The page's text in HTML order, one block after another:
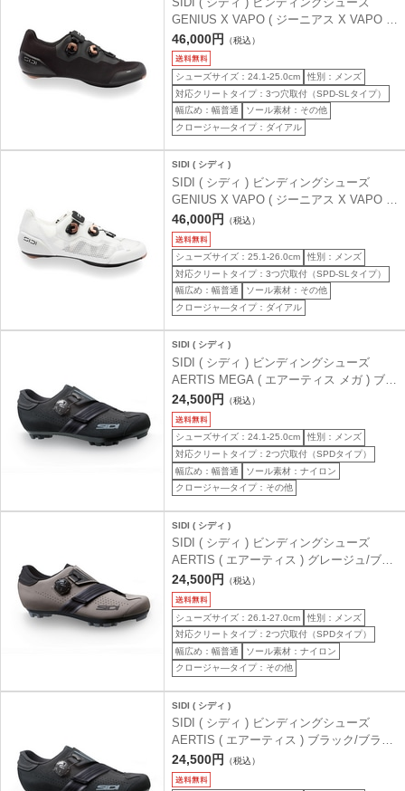
GENIUS X VAPO ( ジーニアス X VAPO )
ブラック 40 ( 24.7cm )
46,000円 （税込）
シューズサイズ：24.1-25.0cm
性別：メンズ
対応クリートタイプ：3つ穴取付（SPD-SLタイプ）
幅広め：幅普通
ソール素材：その他
クロージャ―タイプ：ダイアル
SIDI ( シディ )
SIDI ( シディ ) ビンディングシューズ
GENIUS X VAPO ( ジーニアス X VAPO )
ホワイト 41 ( 25.3cm )
46,000円 （税込）
シューズサイズ：25.1-26.0cm
性別：メンズ
対応クリートタイプ：3つ穴取付（SPD-SLタイプ）
幅広め：幅普通
ソール素材：その他
クロージャ―タイプ：ダイアル
SIDI ( シディ )
SIDI ( シディ ) ビンディングシューズ
AERTIS MEGA ( エアーティス メガ ) ブラ
ック/ブラック 40 ( 24.7cm )
24,500円 （税込）
シューズサイズ：24.1-25.0cm
性別：メンズ
対応クリートタイプ：2つ穴取付（SPDタイプ）
幅広め：幅普通
ソール素材：ナイロン
クロージャ―タイプ：その他
SIDI ( シディ )
SIDI ( シディ ) ビンディングシューズ
AERTIS ( エアーティス ) グレージュ/ブラ
ック 43 ( 26.7cm )
24,500円 （税込）
シューズサイズ：26.1-27.0cm
性別：メンズ
対応クリートタイプ：2つ穴取付（SPDタイプ）
幅広め：幅普通
ソール素材：ナイロン
クロージャ―タイプ：その他
SIDI ( シディ )
SIDI ( シディ ) ビンディングシューズ
AERTIS ( エアーティス ) ブラック/ブラッ
ク 44 ( 27.3cm )
24,500円 （税込）